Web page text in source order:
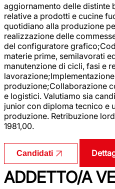
aggiornamento delle distinte
relative a prodotti e cucine
quotidiano alla produzione
realizzazione delle
del configuratore
materie prime, semilavorati
manutenzione di cicli, fasi e
produzione;Collaborazione
e logistici. Valutiamo sia
junior con diploma tecnico e
produzione. Retribuzione
1981,00.
Candidati
ADDETTO/A